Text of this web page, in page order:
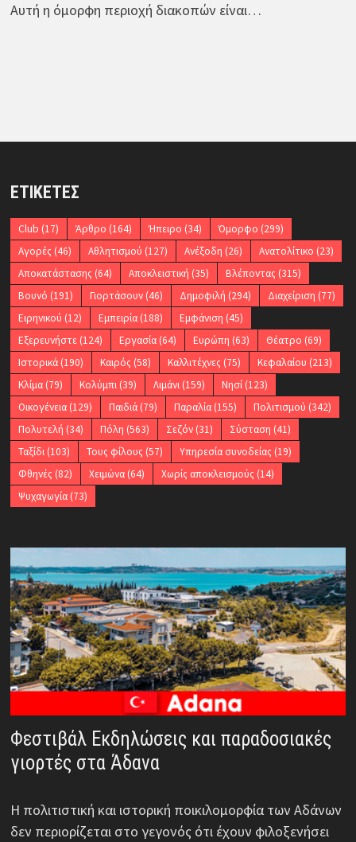
Αυτή η όμορφη περιοχή διακοπών είναι…
ΕΤΙΚΈΤΕΣ
Club (17) Άρθρο (164) Ήπειρο (34) Όμορφο (299)
Αγορές (46) Αθλητισμού (127) Ανέξοδη (26) Ανατολίτικο (23)
Αποκατάστασης (64) Αποκλειστική (35) Βλέποντας (315)
Βουνό (191) Γιορτάσουν(46) Δημοφιλή (294) Διαχείριση (77)
Ειρηνικού (12) Εμπειρία(188) Εμφάνιση (45)
Εξερευνήστε(124) Εργασία(64) Ευρώπη (63) Θέατρο (69)
Ιστορικά(190) Καιρός (58) Καλλιτέχνες (75) Κεφαλαίου (213)
Κλίμα(79) Κολύμπι(39) Λιμάνι(159) Νησί(123)
Οικογένεια(129) Παιδιά(79) Παραλία(155) Πολιτισμού (342)
Πολυτελή (34) Πόλη (563) Σεζόν(31) Σύσταση (41)
Ταξίδι(103) Τους φίλους (57) Υπηρεσία συνοδείας (19)
Φθηνές (82) Χειμώνα(64) Χωρίς αποκλεισμούς (14)
Ψυχαγωγία(73)
Φεστιβάλ Εκδηλώσεις και παραδοσιακές
γιορτές στα Άδανα
Η πολιτιστική και ιστορική ποικιλομορφία των Αδάνων
δεν περιορίζεται στο γεγονός ότι έχουν φιλοξενήσει